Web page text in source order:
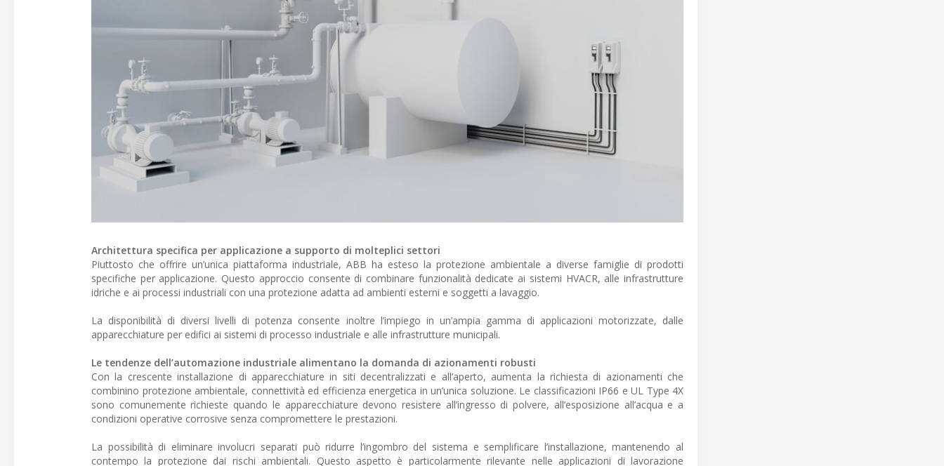
Architettura specifica per applicazione a supporto di molteplici settori
Piuttosto che offrire un’unica piattaforma industriale, ABB ha esteso la protezione ambientale a diverse famiglie di prodotti
specifiche per applicazione. Questo approccio consente di combinare funzionalità dedicate ai sistemi HVACR, alle infrastrutture
idriche e ai processi industriali con una protezione adatta ad ambienti esterni e soggetti a lavaggio.
La disponibilità di diversi livelli di potenza consente inoltre l’impiego in un’ampia gamma di applicazioni motorizzate, dalle
apparecchiature per edifici ai sistemi di processo industriale e alle infrastrutture municipali.
Le tendenze dell’automazione industriale alimentano la domanda di azionamenti robusti
Con la crescente installazione di apparecchiature in siti decentralizzati e all’aperto, aumenta la richiesta di azionamenti che
combinino protezione ambientale, connettività ed efficienza energetica in un’unica soluzione. Le classificazioni IP66 e UL Type 4X
sono comunemente richieste quando le apparecchiature devono resistere all’ingresso di polvere, all’esposizione all’acqua e a
condizioni operative corrosive senza compromettere le prestazioni.
La possibilità di eliminare involucri separati può ridurre l’ingombro del sistema e semplificare l’installazione, mantenendo al
contempo la protezione dai rischi ambientali. Questo aspetto è particolarmente rilevante nelle applicazioni di lavorazione